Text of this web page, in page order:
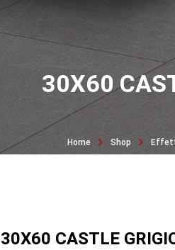
30X60
Home Shop
30X60 CASTLE